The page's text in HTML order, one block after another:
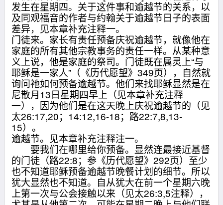
发生在星期四。关于这件事和逾越节的关系，以
及同观福音的作者与约翰关于逾越节日子的表面
差异，见本章补充注释一。
门徒来。家长有责任预备庆祝逾越节，就像他在
家庭的所有其他宗教事务的责任一样。从某种意
义上说，他是家庭的祭司。门徒既在属灵上“与
耶稣是一家人”（《历代愿望》349页），自然就
询问祂如何预备逾越节。他们来找耶稣显然是在
尼散月13日星期四早上（见本章补充注释
一），因为他们是在这天晚上庆祝逾越节的（见
太26:17,20；14:12,16-18；路22:7,8,13-
15）。
逾越节。见本章补充注释注一。
要我们在哪里给你预备。显然连最接近基督
的门徒（路22:8；参《历代愿望》292页）至少
也不知道耶稣预备逾越节晚餐计划的细节。所以
犹大显然也不知道。自从犹大在前一个星期六晚
上第一次与公会接触以来（见太26:3,5注释），